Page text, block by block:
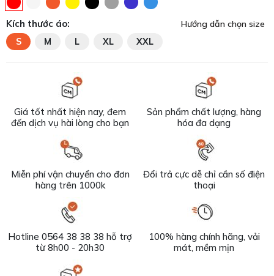
Kích thước áo: Hướng dẫn chọn size
S M L XL XXL
Giá tốt nhất hiện nay, đem
đến dịch vụ hài lòng cho bạn
Sản phẩm chất lượng, hàng
hóa đa dạng
Miễn phí vận chuyển cho đơn
hàng trên 1000k
Đổi trả cực dễ chỉ cần số điện
thoại
Hotline 0564 38 38 38 hỗ trợ
từ 8h00 - 20h30
100% hàng chính hãng, vải
mát, mềm mịn